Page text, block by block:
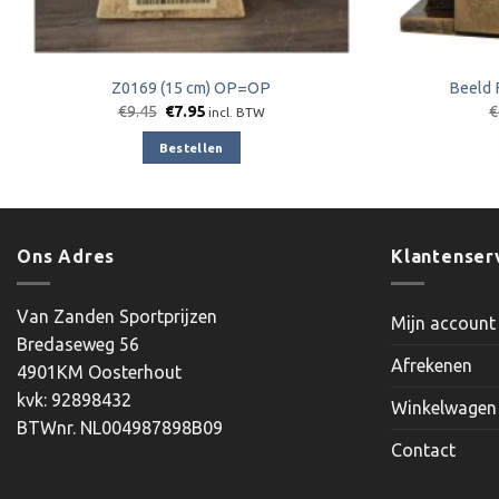
Z0169 (15 cm) OP=OP
€9.45 Oorspronkelijke
was:
€9.45.
€7.95Huidige
is:
€7.95.
incl. BTW
Bestellen
Beeld
€
Ons Adres
Van Zanden Sportprijzen
Bredaseweg 56
4901KM Oosterhout
kvk: 92898432
BTWnr. NL004987898B09
Mijn account
Afrekenen
Winkelwagen
Contact